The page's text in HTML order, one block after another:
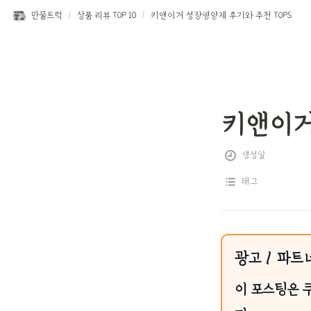
만물트럭 / 상품 리뷰 TOP 10 / 키앤이거 성장영양제 후기와 추천 TOP5
키앤이
생성일
태그
광고 / 파트
이 포스팅은